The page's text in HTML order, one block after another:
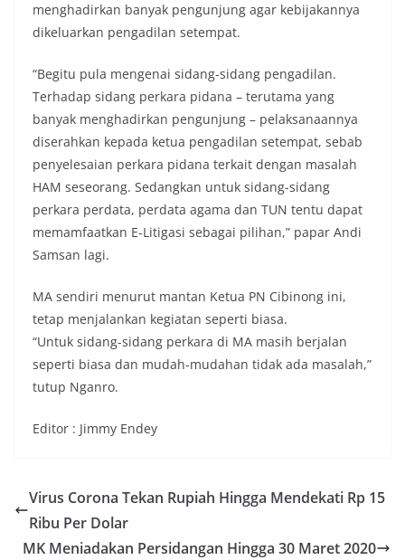
menghadirkan banyak pengunjung agar kebijakannya
dikeluarkan pengadilan setempat.
“Begitu pula mengenai sidang-sidang pengadilan.
Terhadap sidang perkara pidana – terutama yang
banyak menghadirkan pengunjung – pelaksanaannya
diserahkan kepada ketua pengadilan setempat, sebab
penyelesaian perkara pidana terkait dengan masalah
HAM seseorang. Sedangkan untuk sidang-sidang
perkara perdata, perdata agama dan TUN tentu dapat
memamfaatkan E-Litigasi sebagai pilihan,” papar Andi
Samsan lagi.
MA sendiri menurut mantan Ketua PN Cibinong ini,
tetap menjalankan kegiatan seperti biasa.
“Untuk sidang-sidang perkara di MA masih berjalan
seperti biasa dan mudah-mudahan tidak ada masalah,”
tutup Nganro.
Editor : Jimmy Endey
Virus Corona Tekan Rupiah Hingga Mendekati Rp 15
Ribu Per Dolar
MK Meniadakan Persidangan Hingga 30 Maret 2020